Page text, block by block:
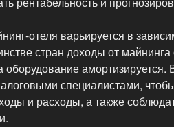
отеля варьируется в
стран доходы от майнинга
оборудование амортизируется.
специалистами,
и расходы, а также